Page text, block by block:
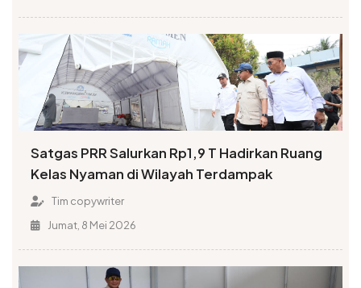
Satgas PRR Salurkan Rp1,9 T Hadirkan Ruang
Kelas Nyaman di Wilayah Terdampak
Tim copywriter
Jumat, 8 Mei 2026